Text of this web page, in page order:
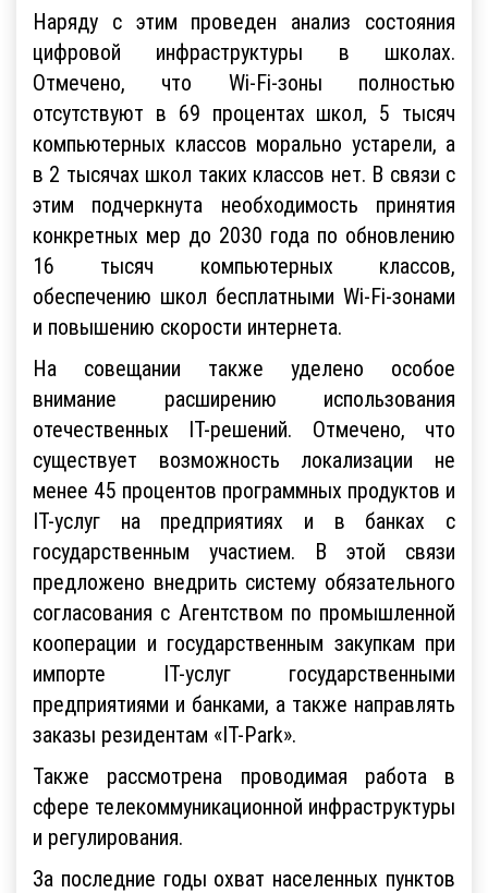
Наряду с этим проведен анализ состояния
цифровой инфраструктуры в школах.
Отмечено, что Wi-Fi-зоны полностью
отсутствуют в 69 процентах школ, 5 тысяч
компьютерных классов морально устарели, а
в 2 тысячах школ таких классов нет. В связи с
этим подчеркнута необходимость принятия
конкретных мер до 2030 года по обновлению
16 тысяч компьютерных классов,
обеспечению школ бесплатными Wi-Fi-зонами
и повышению скорости интернета.
На совещании также уделено особое
внимание расширению использования
отечественных IT-решений. Отмечено, что
существует возможность локализации не
менее 45 процентов программных продуктов и
IT-услуг на предприятиях и в банках с
государственным участием. В этой связи
предложено внедрить систему обязательного
согласования с Агентством по промышленной
кооперации и государственным закупкам при
импорте IT-услуг государственными
предприятиями и банками, а также направлять
заказы резидентам «IT-Park».
Также рассмотрена проводимая работа в
сфере телекоммуникационной инфраструктуры
и регулирования.
За последние годы охват населенных пунктов